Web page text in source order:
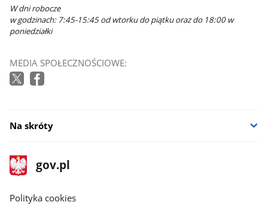
W dni robocze
w godzinach: 7:45-15:45 od wtorku do piątku oraz do 18:00 w
poniedziałki
MEDIA SPOŁECZNOŚCIOWE:
Na skróty
stopka
gov.pl
Strona
gov.pl
gov.pl
Polityka cookies